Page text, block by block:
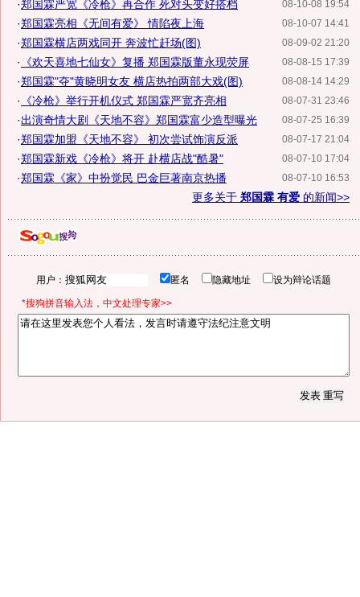
08-10-08 19:54
·郑国霖严宽《冷枪》再合作 死对头变好搭档
08-10-07 14:41
·郑国霖亮相《无间有爱》 情陷夜上海
08-09-02 21:20
·郑国霖横店两戏同开 奔波忙赶场(图)
08-08-15 17:39
· 《欢天喜地七仙女》复播 郑国霖版董永现荧屏
08-08-14 14:29
·郑国霖"夺"黄晓明女友 横店热拍两部大戏(图)
08-07-31 23:46
· 《冷枪》举行开机仪式 郑国霖严宽齐亮相
08-07-25 16:39
·出演奇情大剧《天地不容》郑国霖富少造型曝光
08-07-17 21:04
·郑国霖加盟《天地不容》 初次尝试饰演反派
08-07-10 17:04
·郑国霖新戏《冷枪》将开 赴横店战"酷暑"
08-07-10 16:53
·郑国霖《家》中扮觉民 巴金巨著南京热播
更多关于 郑国霖 有爱 的新闻>>
用户： 匿名 隐藏地址 设为辩论话题
*搜狗拼音输入法，中文处理专家>>